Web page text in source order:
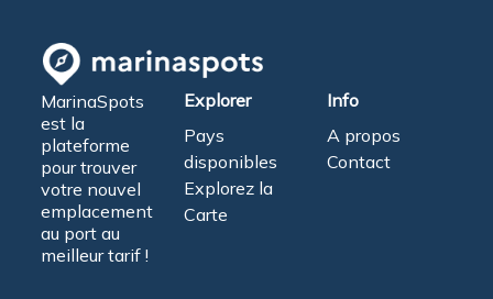
MarinaSpots
est la
plateforme
pour trouver
votre nouvel
emplacement
au port au
meilleur tarif !
Explorer
Pays
disponibles
Explorez la
Carte
Info
A propos
Contact